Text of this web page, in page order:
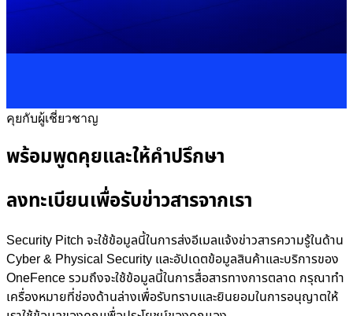
คุยกับผู้เชี่ยวชาญ
พร้อมพูดคุยและให้คำปรึกษา
ลงทะเบียนเพื่อรับข่าวสารจากเรา
Security Pitch จะใช้ข้อมูลนี้ในการส่งอีเมลแจ้งข่าวสารความรู้ในด้าน
Cyber & Physical Security และอัปเดตข้อมูลสินค้าและบริการของ
OneFence รวมถึงจะใช้ข้อมูลนี้ในการสื่อสารทางการตลาด กรุณาทำ
เครื่องหมายที่ช่องด้านล่างเพื่อรับทราบและยินยอมในการอนุญาตให้